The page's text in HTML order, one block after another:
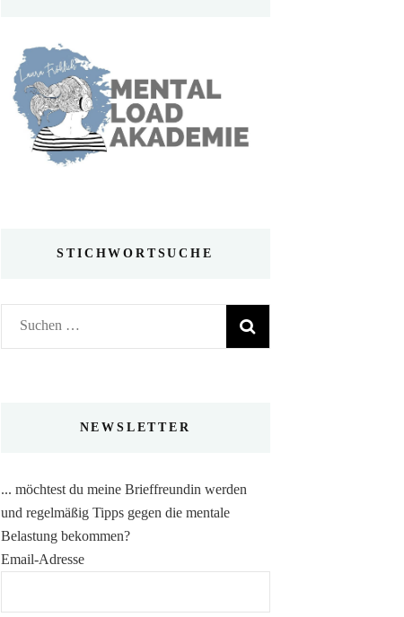
STICHWORTSUCHE
Suchen
nach:
NEWSLETTER
... möchtest du meine Brieffreundin werden
und regelmäßig Tipps gegen die mentale
Belastung bekommen?
Email-Adresse